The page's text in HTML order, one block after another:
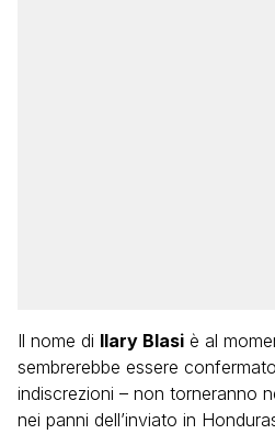
Il nome di Ilary Blasi è al
sembrerebbe essere
indiscrezioni – non torneranno
nei panni dell’inviato in